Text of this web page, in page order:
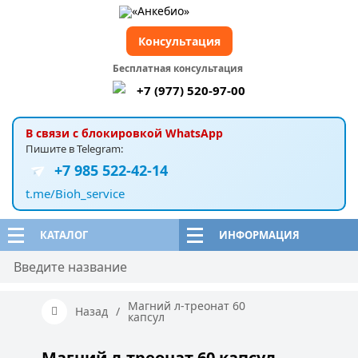
КАТАЛОГ ИНФОРМАЦИЯ
В связи с блокировкой WhatsApp
Пишите в Telegram:
+7 985 522-42-14
t.me/Bioh_service
Бесплатная консультация
+7 (977) 520-97-00
Консультация
Назад / Магний л-треонат 60
капсул